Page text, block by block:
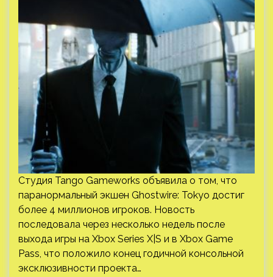
Студия Tango Gameworks объявила о том, что
паранормальный экшен Ghostwire: Tokyo достиг
более 4 миллионов игроков. Новость
последовала через несколько недель после
выхода игры на Xbox Series X|S и в Xbox Game
Pass, что положило конец годичной консольной
эксклюзивности проекта…